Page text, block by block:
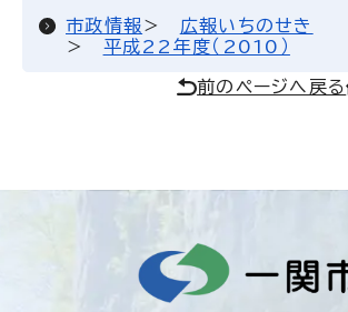
市政情報
広報いちのせき
平成22年度（2010）
前のページへ戻る